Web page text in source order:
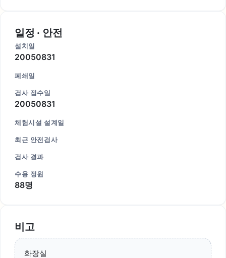
일정 · 안전
설치일
20050831
폐쇄일
검사 접수일
20050831
체험시설 설계일
최근 안전검사
검사 결과
수용 정원
88명
비고
화장실